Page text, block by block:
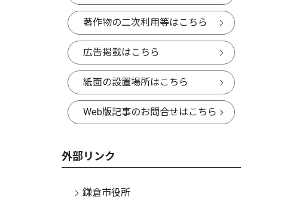
著作物の二次利用等はこちら
広告掲載はこちら
紙面の設置場所はこちら
Web版記事のお問合せはこちら
外部リンク
鎌倉市役所